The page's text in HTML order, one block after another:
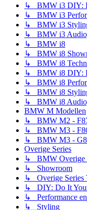
↳ BMW i3 DIY:
↳ BMW i3
↳ BMW i3
↳ BMW i3
↳ BMW i8
↳ BMW i8
↳ BMW i8
↳ BMW i8 DIY:
↳ BMW i8
↳ BMW i8
↳ BMW i8
BMW M Modellen
↳ BMW M2 -
↳ BMW M3 -
↳ BMW M3 -
Overige Series
↳ BMW Overige
↳ Showroom
↳ Overige Series
↳ DIY: Do It
↳ Performance
↳ Styling